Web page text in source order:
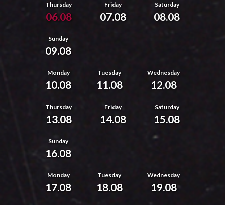
Thursday
06.08
Friday
07.08
Saturday
08.08
Sunday
09.08
Monday
10.08
Tuesday
11.08
Wednesday
12.08
Thursday
13.08
Friday
14.08
Saturday
15.08
Sunday
16.08
Monday
17.08
Tuesday
18.08
Wednesday
19.08